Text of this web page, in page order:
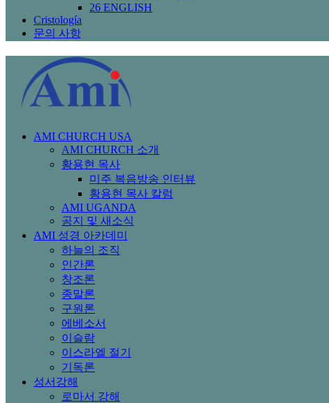
26 ENGLISH
Cristología
문의 사항
AMI CHURCH USA
AMI CHURCH 소개
황용현 목사
미주 복음방송 인터뷰
황용현 목사 칼럼
AMI UGANDA
공지 및 새소식
AMI 성경 아카데미
하늘의 조직
인간론
창조론
종말론
구원론
에베소서
이슬람
이스라엘 절기
기독론
성서강해
로마서 강해